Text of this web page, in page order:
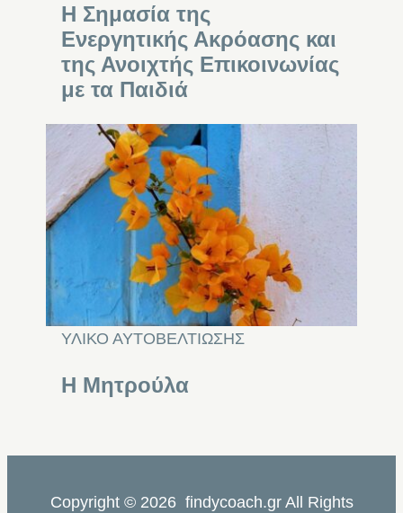
Η Σημασία της
Ενεργητικής Ακρόασης και
της Ανοιχτής Επικοινωνίας
με τα Παιδιά
ΥΛΙΚΟ ΑΥΤΟΒΕΛΤΙΩΣΗΣ
Η Μητρούλα
Copyright © 2026 findycoach.gr All Rights